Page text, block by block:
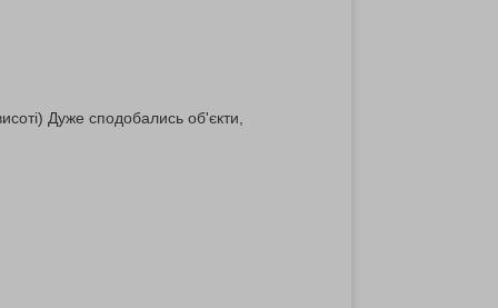
Дуже сподобались об'єкти,